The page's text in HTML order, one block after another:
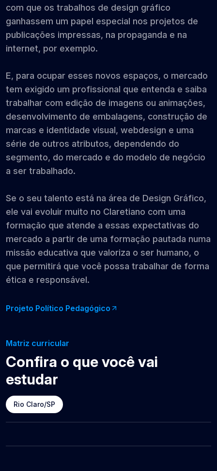
com que os trabalhos de design gráfico
ganhassem um papel especial nos projetos de
publicações impressas, na propaganda e na
internet, por exemplo.
E, para ocupar esses novos espaços, o mercado
tem exigido um profissional que entenda e saiba
trabalhar com edição de imagens ou animações,
desenvolvimento de embalagens, construção de
marcas e identidade visual, webdesign e uma
série de outros atributos, dependendo do
segmento, do mercado e do modelo de negócio
a ser trabalhado.
Se o seu talento está na área de Design Gráfico,
ele vai evoluir muito no Claretiano com uma
formação que atende a essas expectativas do
mercado a partir de uma formação pautada numa
missão educativa que valoriza o ser humano, o
que permitirá que você possa trabalhar de forma
ética e responsável.
Projeto Político Pedagógico
Matriz curricular
Confira o que você vai
estudar
Rio Claro/SP